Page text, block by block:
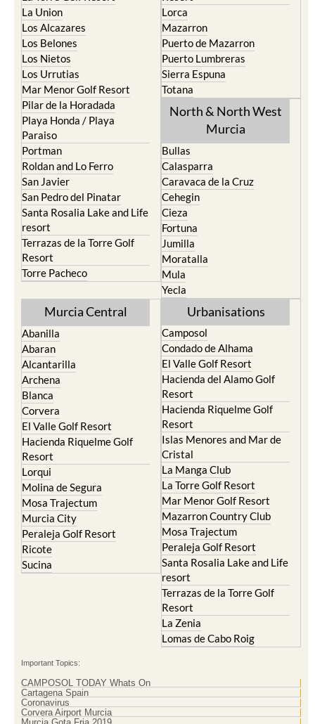
La Puebla
La Torre Golf Resort
La Union
Los Alcazares
Los Belones
Los Nietos
Los Urrutias
Mar Menor Golf Resort
Pilar de la Horadada
Playa Honda / Playa
Paraiso
Portman
Roldan and Lo Ferro
San Javier
San Pedro del Pinatar
Santa Rosalia Lake and Life
resort
Terrazas de la Torre Golf
Resort
Torre Pacheco
Hacienda del Alamo Golf
Resort
Lorca
Mazarron
Puerto de Mazarron
Puerto Lumbreras
Sierra Espuna
Totana
North & North West
Bullas
Calasparra
Caravaca de la Cruz
Cehegin
Cieza
Fortuna
Jumilla
Moratalla
Mula
Murcia Central
Abanilla
Abaran
Alcantarilla
Archena
Blanca
Corvera
El Valle Golf Resort
Hacienda Riquelme Golf
Resort
Lorqui
Molina de Segura
Mosa Trajectum
Murcia City
Peraleja Golf Resort
Ricote
Urbanisations
Camposol
Condado de Alhama
El Valle Golf Resort
Hacienda del Alamo Golf
Resort
Hacienda Riquelme Golf
Resort
Islas Menores and Mar de
Cristal
La Manga Club
La Torre Golf Resort
Mar Menor Golf Resort
Mazarron Country Club
Mosa Trajectum
Peraleja Golf Resort
Santa Rosalia Lake and Life
resort
Terrazas de la Torre Golf
Resort
La Zenia
Important Topics:
CAMPOSOL TODAY Whats On
Cartagena Spain